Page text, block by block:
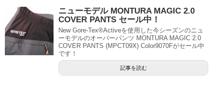
ニューモデル MONTURA MAGIC 2.0
COVER PANTS セール中！
New Gore-Tex®Activeを使用した今シーズンのニュ
ーモデルのオーバーパンツ MONTURA MAGIC 2.0
COVER PANTS (MPCT09X) Color9070Fがセール中
です！
記事を読む